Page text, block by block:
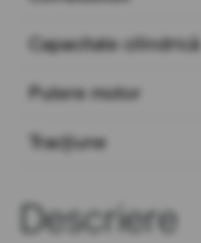
Capacitate cilindrică
Putere motor
Tracțiune
Descriere